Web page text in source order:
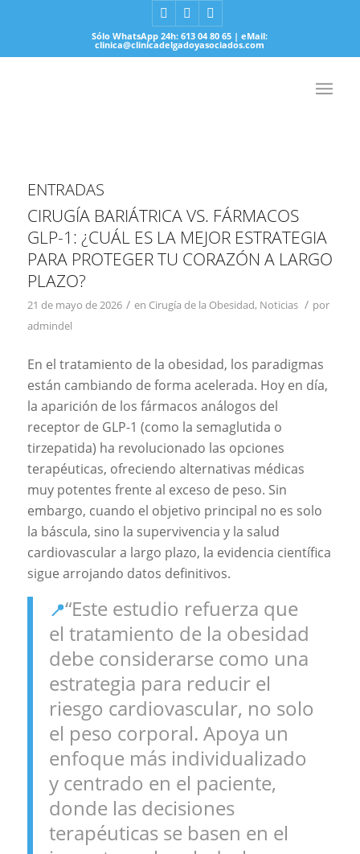
Sólo WhatsApp 24h: 613 04 80 65 | eMail:
clinica@clinicadelgadoyasociados.com
ENTRADAS
CIRUGÍA BARIÁTRICA VS. FÁRMACOS
GLP-1: ¿CUÁL ES LA MEJOR ESTRATEGIA
PARA PROTEGER TU CORAZÓN A LARGO
PLAZO?
21 de mayo de 2026 / en Cirugía de la Obesidad, Noticias / por
admindel
En el tratamiento de la obesidad, los paradigmas
están cambiando de forma acelerada. Hoy en día,
la aparición de los fármacos análogos del
receptor de GLP-1 (como la semaglutida o
tirzepatida) ha revolucionado las opciones
terapéuticas, ofreciendo alternativas médicas
muy potentes frente al exceso de peso. Sin
embargo, cuando el objetivo principal no es solo
la báscula, sino la supervivencia y la salud
cardiovascular a largo plazo, la evidencia científica
sigue arrojando datos definitivos.
📍“Este estudio refuerza que
el tratamiento de la obesidad
debe considerarse como una
estrategia para reducir el
riesgo cardiovascular, no solo
el peso corporal. Apoya un
enfoque más individualizado
y centrado en el paciente,
donde las decisiones
terapéuticas se basen en el